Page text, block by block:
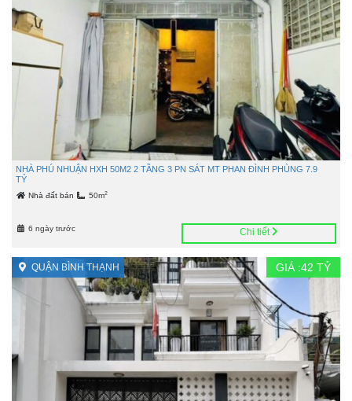
NHÀ PHÚ NHUẬN HXH 50M2 2 TẦNG 3 PN SÁT MT PHAN ĐÌNH PHÙNG 7.9
TỶ
Nhà đất bán 50m2
6 ngày trước Chi tiết
QUẬN BÌNH THẠNH GIÁ :42 TỶ